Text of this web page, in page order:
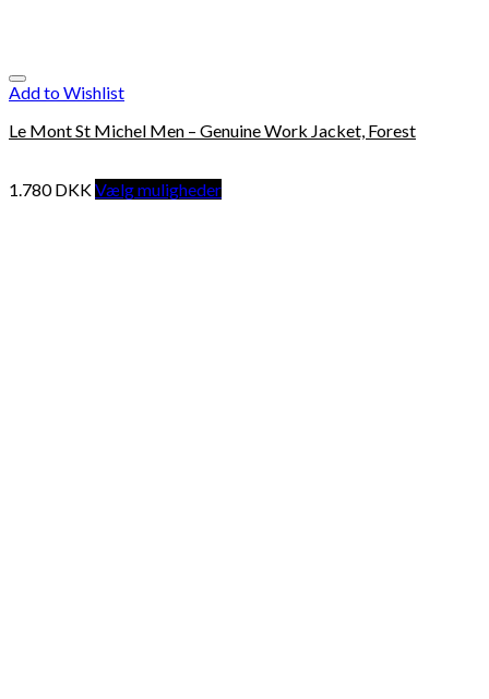
Add to Wishlist
Le Mont St Michel Men – Genuine Work Jacket, Forest
1.780DKKVælg muligheder